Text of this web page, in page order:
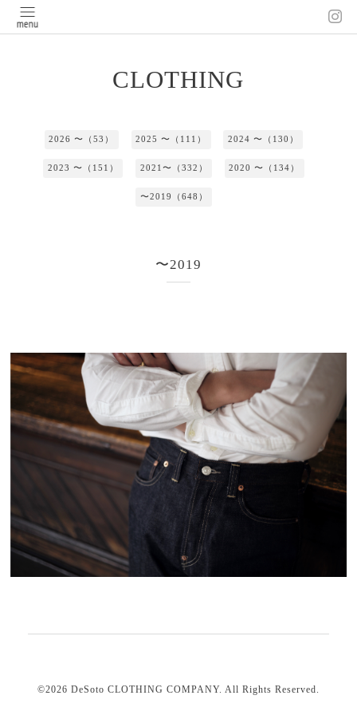
CLOTHING
2026 〜（53） 2025 〜（111） 2024 〜（130）
2023 〜（151） 2021〜（332） 2020 〜（134）
〜2019（648）
〜2019
©2026 DeSoto CLOTHING COMPANY. All Rights Reserved.